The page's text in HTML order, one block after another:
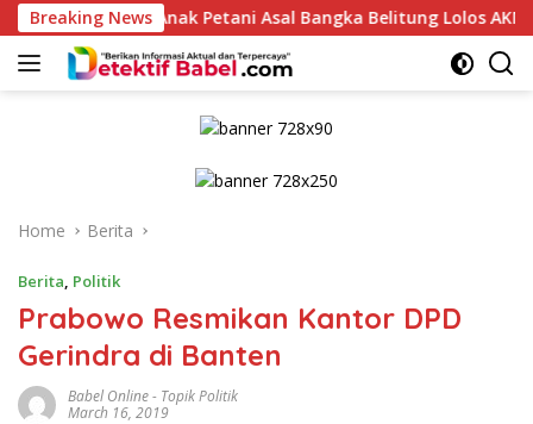
Skip
to
content
Breaking News
Anak Petani Asal Bangka Belitung Lolos AKMIL, UGM,
Home Berita
Berita Politik
Prabowo Resmikan Kantor DPD
Gerindra di Banten
Babel Online- Topik Politik
March 16, 2019